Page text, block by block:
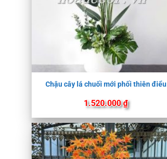
Chậu cây lá chuối mới phối thiên điểu
1.520.000₫